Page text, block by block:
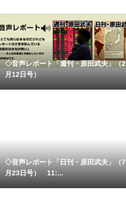
◇音声レポート「週刊・原田武夫」（2
月12日号）
◇音声レポート「日刊・原田武夫」（7
月23日号） 11:...